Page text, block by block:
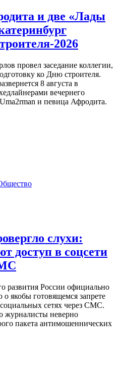
и две «Лады
2026
провел заседание коллегии,
ко Дню строителя.
8 августа в
вечернего
и певица Афродита.
слухи:
доступ в соцсети
развития России официально
якобы готовящемся запрете
сетях через СМС.
журналисты неверно
пакета антимошеннических